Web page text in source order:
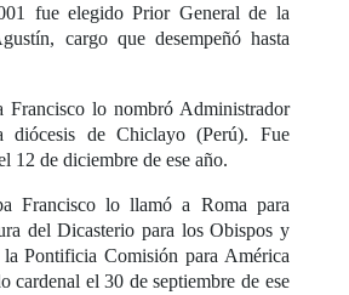
fue elegido Prior General de la
cargo que desempeñó hasta
Francisco lo nombró Administrador
diócesis de Chiclayo (Perú). Fue
12 de diciembre de ese año.
Francisco lo llamó a Roma para
del Dicasterio para los Obispos y
Pontificia Comisión para América
cardenal el 30 de septiembre de ese